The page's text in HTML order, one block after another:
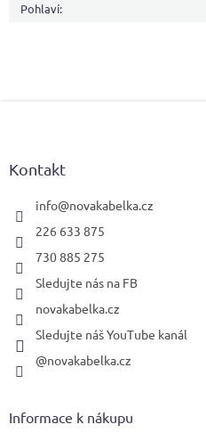
Pohlaví:
Kontakt
info@novakabelka.cz
226 633 875
730 885 275
Sledujte nás na FB
novakabelka.cz
Sledujte náš YouTube kanál
@novakabelka.cz
Informace k nákupu